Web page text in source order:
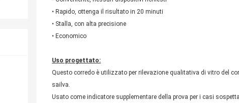
• Rapido, ottenga il risultato in 20 minuti
• Stalla, con alta precisione
• Economico
Uso progettato:
Questo corredo è utilizzato per rilevazione qualitativa di vitro del
sailva.
Usato come indicatore supplementare della prova per i casi